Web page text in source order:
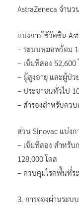
AstraZeneca จำนว
แบ่งการใช้วัคซีน
– ระบบหมอพร้อม
– เข็มที่สอง 52,600
– ผู้สูงอายุ และผู้ป่ว
– ประชาชนทั่วไป
– สำรองสำหรับควบ
ส่วน Sinovac แบ่งก
– เข็มที่สอง สำหรับ
128,000 โดส
– ควบคุมโรคพื้นที่ร
3. การจองผ่านระบ